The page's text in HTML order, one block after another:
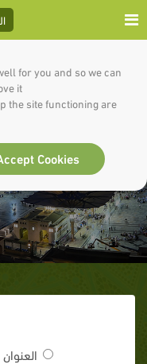
for you and so we can
it.
the site functioning are
Cookies
العنوان